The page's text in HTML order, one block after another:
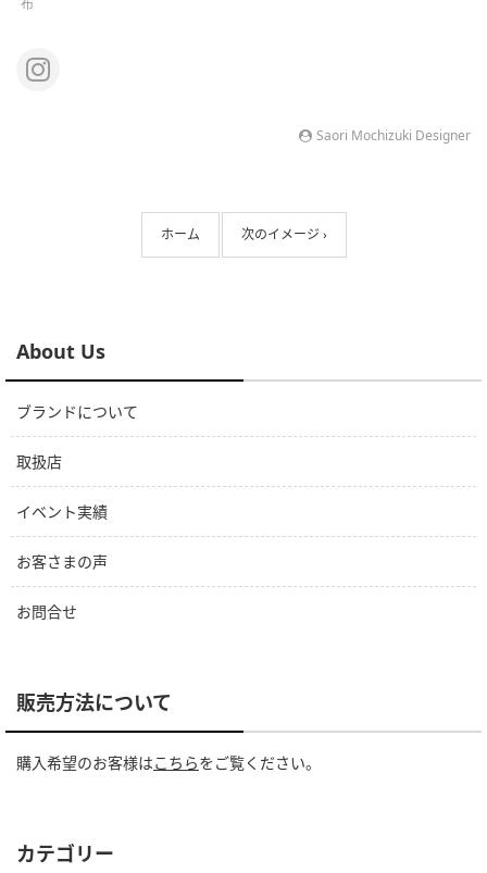
布
Saori Mochizuki Designer
ホーム 次のイメージ ›
About Us
ブランドについて
取扱店
イベント実績
お客さまの声
お問合せ
販売方法について
購入希望のお客様はこちらをご覧ください。
カテゴリー